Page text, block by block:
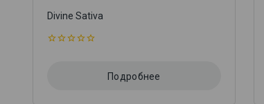
Divine Sativa
Подробнее